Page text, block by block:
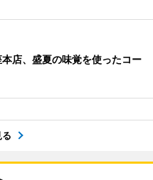
店、盛夏の味覚を使ったコー
る